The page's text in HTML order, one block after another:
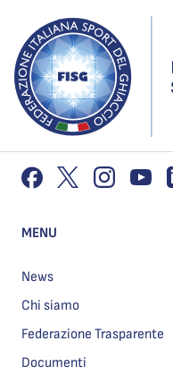
MENU
News
Chi siamo
Federazione Trasparente
Documenti